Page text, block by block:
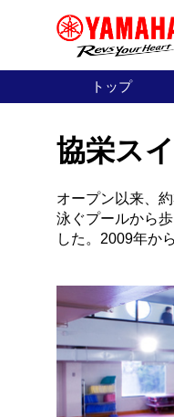
トップ
協栄ス
オープン以来、
泳ぐプールから
した。2009年か